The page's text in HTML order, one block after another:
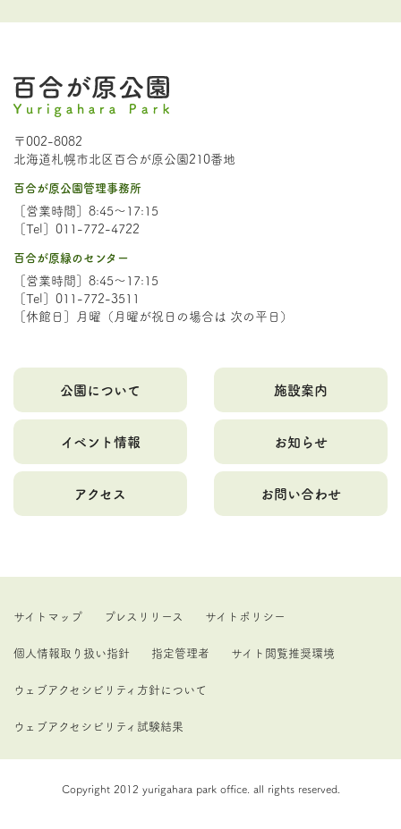
〒002-8082
北海道札幌市北区百合が原公園210番地
百合が原公園管理事務所
［営業時間］8:45～17:15
［Tel］011-772-4722
百合が原緑のセンター
［営業時間］8:45～17:15
［Tel］011-772-3511
［休館日］月曜（月曜が祝日の場合は 次の平日）
公園について 施設案内
イベント情報 お知らせ
アクセス お問い合わせ
サイトマップ プレスリリース サイトポリシー
個人情報取り扱い指針 指定管理者 サイト閲覧推奨環境
ウェブアクセシビリティ方針について
ウェブアクセシビリティ試験結果
Copyright 2012 yurigahara park office. all rights reserved.